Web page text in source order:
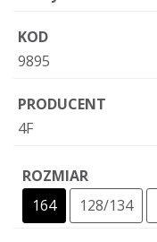
KOD
9895
PRODUCENT
4F
ROZMIAR
164
128/134